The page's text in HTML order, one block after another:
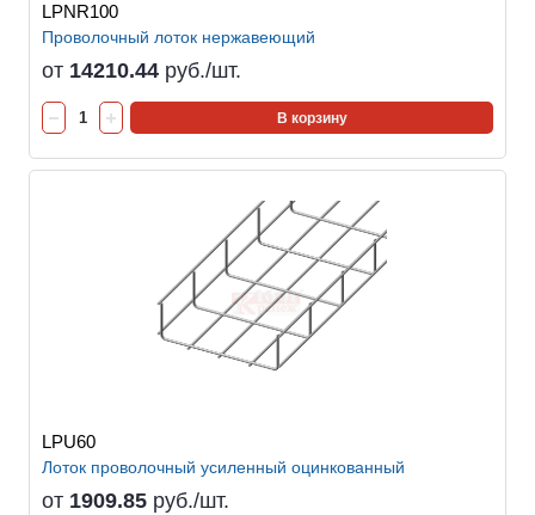
LPNR100
Проволочный лоток нержавеющий
от 14210.44 руб./шт.
В корзину
LPU60
Лоток проволочный усиленный оцинкованный
от 1909.85 руб./шт.